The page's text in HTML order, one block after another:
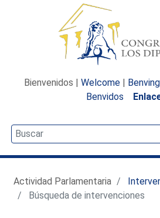
Bienvenidos | Welcome |
Benvidos
Actividad Parlamentaria
Búsqueda de intervenciones